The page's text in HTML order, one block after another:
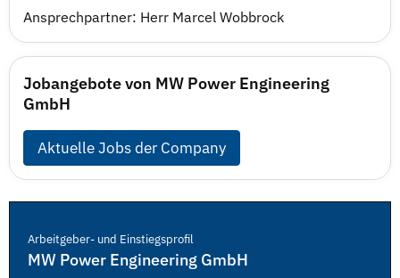
Ansprechpartner: Herr Marcel Wobbrock
Jobangebote von MW Power Engineering
GmbH
Aktuelle Jobs der Company
Arbeitgeber- und Einstiegsprofil
MW Power Engineering GmbH